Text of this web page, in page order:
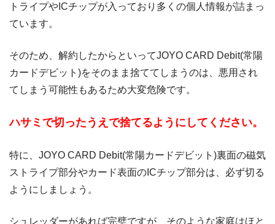
トライプやICチップが入っており多くの個人情報が詰まっ
ています。
そのため、解約したからといってJOYO CARD Debit(常陽
カードデビット)をそのまま捨ててしまうのは、悪用され
てしまう可能性もあるため大変危険です。
ハサミで切ったうえで捨てるようにしてください。
特に、JOYO CARD Debit(常陽カードデビット)裏面の磁気
ストライプ部分やカード表面のICチップ部分は、必ず切る
ようにしましょう。
シュレッダーがあれば完璧ですが、そのような家庭はほと